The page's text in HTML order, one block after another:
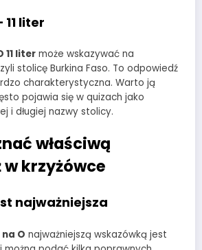
liter
11 liter może wskazywać na
stolicę Burkina Faso. To odpowiedź
charakterystyczna. Warto ją
pojawia się w quizach jako
i długiej nazwy stolicy.
właściwą
krzyżówce
najważniejsza
O najważniejszą wskazówką jest